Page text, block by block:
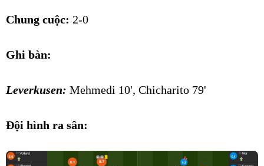
Chung cuộc: 2-0
Ghi bàn:
Leverkusen: Mehmedi 10', Chicharito 79'
Đội hình ra sân: